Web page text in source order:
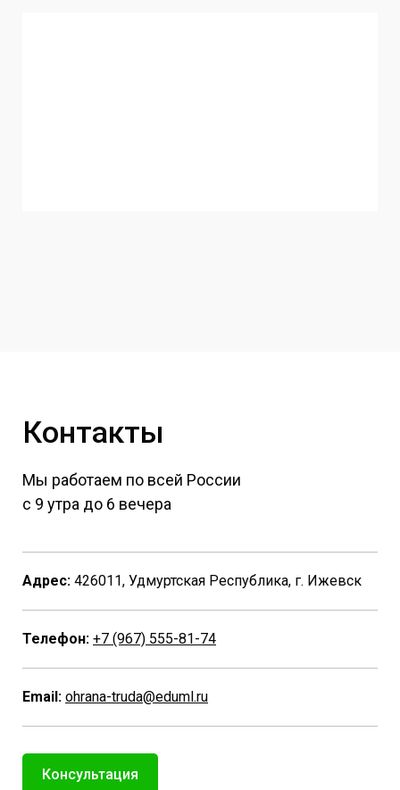
Контакты
Мы работаем по всей России
с 9 утра до 6 вечера
Адрес: 426011, Удмуртская Республика, г. Ижевск
Телефон: +7 (967) 555-81-74
Email: ohrana-truda@eduml.ru
Консультация